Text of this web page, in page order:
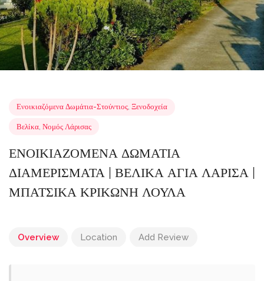
Βελίκα,Νομός Λάρισας
ΕΝΟΙΚΙΑΖΟΜΕΝΑ ΔΩΜΑΤΙΑ
Overview Location Add Review